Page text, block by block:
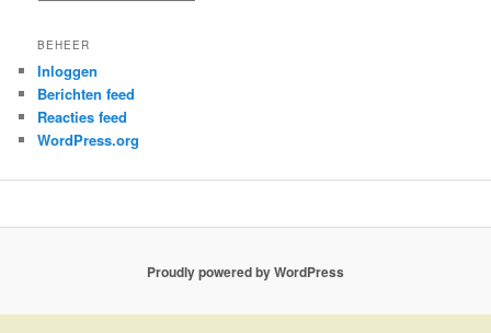
BEHEER
Inloggen
Berichten feed
Reacties feed
WordPress.org
Proudly powered by WordPress